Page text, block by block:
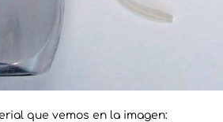
que vemos en la imagen: